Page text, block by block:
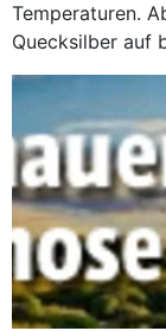
Temperaturen.
Quecksilber auf